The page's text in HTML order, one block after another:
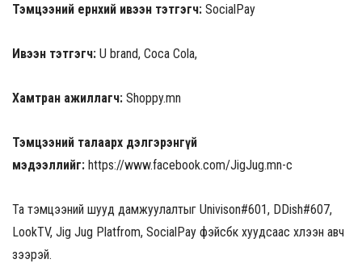
Тэмцээний ерөнхий ивээн тэтгэгч: SocialPay
Ивээн тэтгэгч: U brand, Coca Cola,
Хамтран ажиллагч: Shoppy.mn
Тэмцээний талаарх дэлгэрэнгүй
мэдээллийг: https://www.facebook.com/JigJug.mn-с
Та тэмцээний шууд дамжуулалтыг Univison#601, DDish#607,
LookTV, Jig Jug Platfrom, SocialPay фэйсбүүк хуудсаас хүлээн авч
үзээрэй.